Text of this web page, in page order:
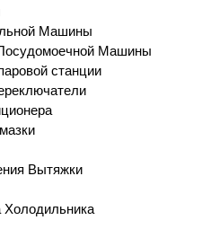
Машины
Машины
станции
Вытяжки
Холодильника